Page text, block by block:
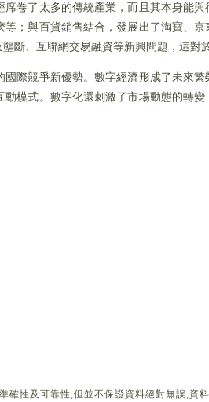
卷了太多的傳統產業，而且其本身能
；與百貨銷售結合，發展出了淘寶、
斷、互聯網交易融資等新興問題，這對
際競爭新優勢。數字經濟形成了未來
模式。數字化還刺激了市場動態的轉
性及可靠性,但並不保證資料絕對無誤,資